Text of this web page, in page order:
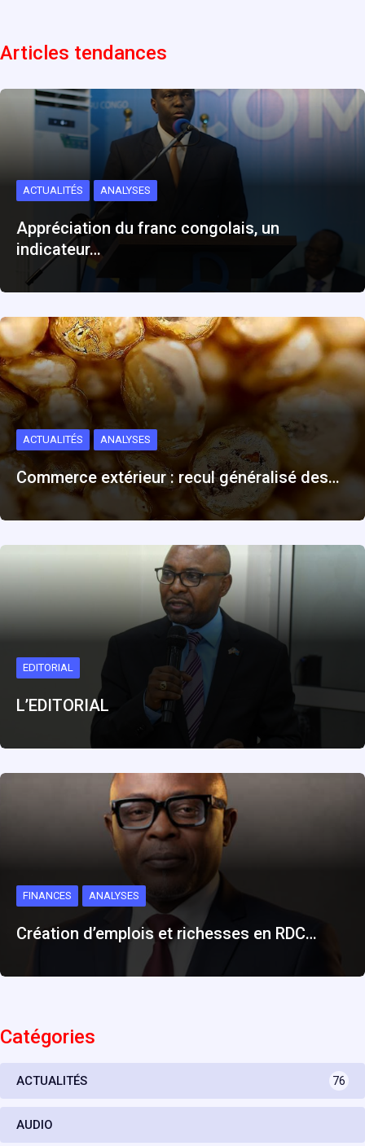
Articles tendances
ACTUALITÉS ANALYSES
Appréciation du franc congolais, un
indicateur…
ACTUALITÉS ANALYSES
Commerce extérieur : recul généralisé des…
EDITORIAL
L’EDITORIAL
FINANCES ANALYSES
Création d’emplois et richesses en RDC…
Catégories
ACTUALITÉS 76
AUDIO